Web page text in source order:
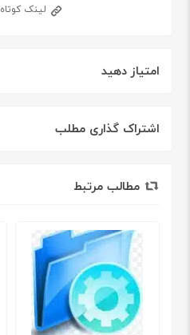
لینک کوتاه
امتیاز دهید
اشتراک گذاری مطلب
مطالب مرتبط